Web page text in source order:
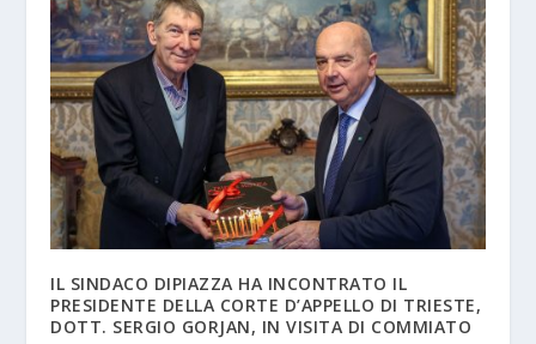
IL SINDACO DIPIAZZA HA INCONTRATO IL
PRESIDENTE DELLA CORTE D’APPELLO DI TRIESTE,
DOTT. SERGIO GORJAN, IN VISITA DI COMMIATO